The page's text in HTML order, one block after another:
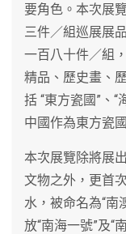
要角色。本次展
三件／組巡展展
一百八十件／組
精品、歷史畫、
括 “東方瓷國”、“
中國作為東方瓷
本次展覽除將展
文物之外，更首
水，被命名為“南
放“南海一號”及“